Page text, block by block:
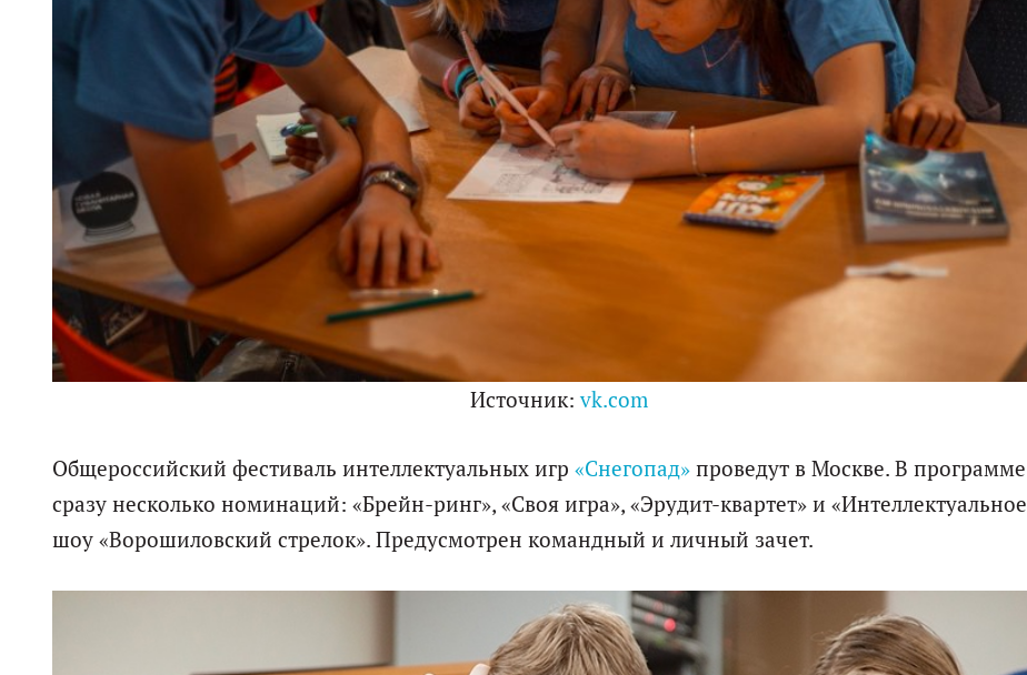
Источник:vk.com
Общероссийский фестиваль интеллектуальных игр «Снегопад» проведут в Москве. В программе
сразу несколько номинаций: «Брейн-ринг», «Своя игра», «Эрудит-квартет» и «Интеллектуальное
шоу «Ворошиловский стрелок». Предусмотрен командный и личный зачет.